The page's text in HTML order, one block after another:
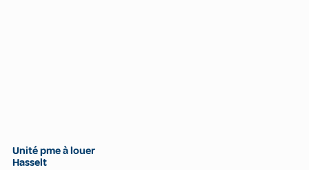
Unité pme à louer
Hasselt